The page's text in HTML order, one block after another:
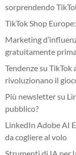
sorprendendo
TikTok Shop
Marketing
gratuitamente
Tendenze su
rivoluzionano il
Più newsletter su
pubblico?
LinkedIn Adobe AI
da cogliere al volo
Strumenti di IA per